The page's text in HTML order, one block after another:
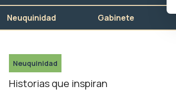
Neuquinidad Gabinete
Neuquinidad
Historias que inspiran